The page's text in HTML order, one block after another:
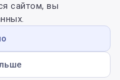
сайтом, вы